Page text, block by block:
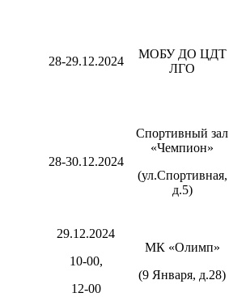
28-29.12.2024
МОБУ ДО ЦДТ
ЛГО
28-30.12.2024
Спортивный зал
«Чемпион»
(ул.Спортивная,
д.5)
29.12.2024
10-00,
12-00
МК «Олимп»
(9 Января, д.28)